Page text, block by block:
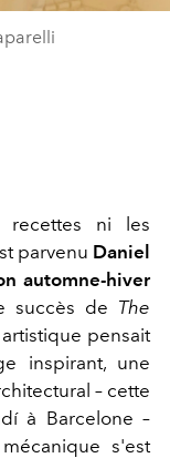
ni les
parvenu Daniel
automne-hiver
succès de The
pensait
inspirant, une
– cette
à Barcelone –
s'est